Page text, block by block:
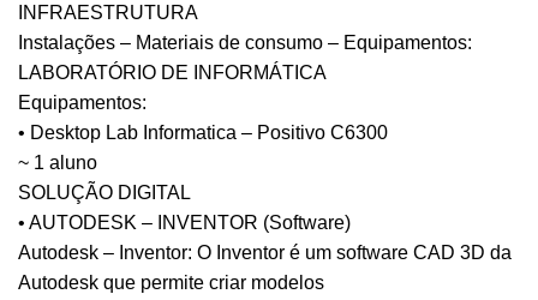
INFRAESTRUTURA
Instalações – Materiais de consumo – Equipamentos:
LABORATÓRIO DE INFORMÁTICA
Equipamentos:
• Desktop Lab Informatica – Positivo C6300
~ 1 aluno
SOLUÇÃO DIGITAL
• AUTODESK – INVENTOR (Software)
Autodesk – Inventor: O Inventor é um software CAD 3D da
Autodesk que permite criar modelos